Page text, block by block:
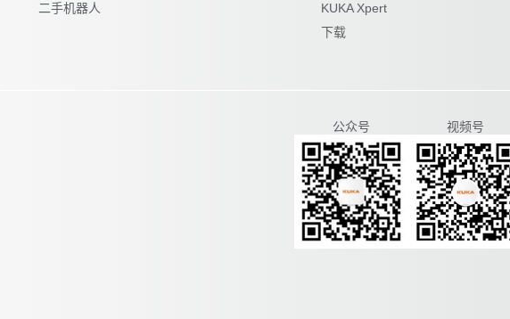
二手机器人
KUKA Xpert
下载
公众号 视频号